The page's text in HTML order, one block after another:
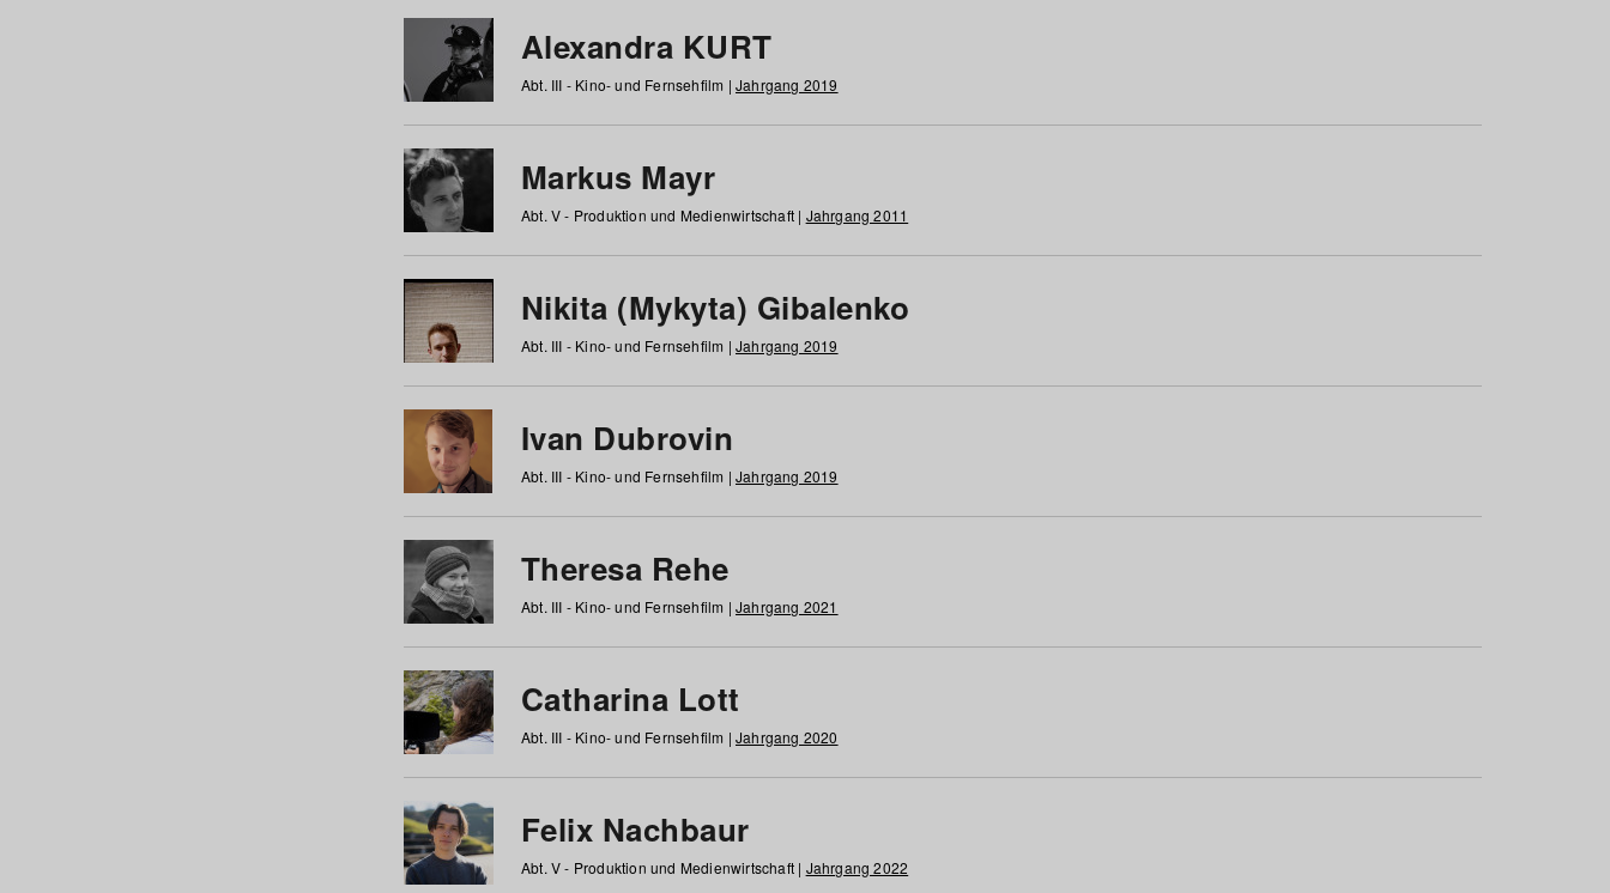
Alexandra KURT
Abt. III - Kino- und Fernsehfilm | Jahrgang 2019
Markus Mayr
Abt. V - Produktion und Medienwirtschaft | Jahrgang 2011
Nikita (Mykyta) Gibalenko
Abt. III - Kino- und Fernsehfilm | Jahrgang 2019
Ivan Dubrovin
Abt. III - Kino- und Fernsehfilm | Jahrgang 2019
Theresa Rehe
Abt. III - Kino- und Fernsehfilm | Jahrgang 2021
Catharina Lott
Abt. III - Kino- und Fernsehfilm | Jahrgang 2020
Felix Nachbaur
Abt. V - Produktion und Medienwirtschaft | Jahrgang 2022